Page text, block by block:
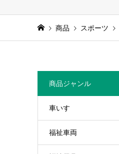
商品 スポーツ
商品ジャンル
車いす
福祉車両